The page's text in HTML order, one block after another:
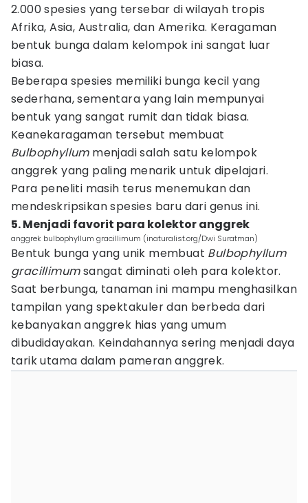
2.000 spesies yang tersebar di wilayah tropis
Afrika, Asia, Australia, dan Amerika. Keragaman
bentuk bunga dalam kelompok ini sangat luar
biasa.
Beberapa spesies memiliki bunga kecil yang
sederhana, sementara yang lain mempunyai
bentuk yang sangat rumit dan tidak biasa.
Keanekaragaman tersebut membuat
Bulbophyllum menjadi salah satu kelompok
anggrek yang paling menarik untuk dipelajari.
Para peneliti masih terus menemukan dan
mendeskripsikan spesies baru dari genus ini.
5. Menjadi favorit para kolektor anggrek
anggrek bulbophyllum gracillimum (inaturalist.org/Dwi Suratman)
Bentuk bunga yang unik membuat Bulbophyllum
gracillimumsangat diminati oleh para kolektor.
Saat berbunga, tanaman ini mampu menghasilkan
tampilan yang spektakuler dan berbeda dari
kebanyakan anggrek hias yang umum
dibudidayakan. Keindahannya sering menjadi daya
tarik utama dalam pameran anggrek.